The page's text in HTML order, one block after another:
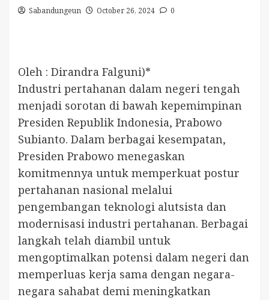
Sabandungeun October 26, 2024 0
Oleh : Dirandra Falguni)*
Industri pertahanan dalam negeri tengah
menjadi sorotan di bawah kepemimpinan
Presiden Republik Indonesia, Prabowo
Subianto. Dalam berbagai kesempatan,
Presiden Prabowo menegaskan
komitmennya untuk memperkuat postur
pertahanan nasional melalui
pengembangan teknologi alutsista dan
modernisasi industri pertahanan. Berbagai
langkah telah diambil untuk
mengoptimalkan potensi dalam negeri dan
memperluas kerja sama dengan negara-
negara sahabat demi meningkatkan